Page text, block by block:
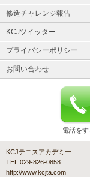
修造チャレンジ報告
KCJツイッター
プライバシーポリシー
お問い合わせ
電話をす
KCJテニスアカデミー
TEL 029-826-0858
http://www.kcjta.com